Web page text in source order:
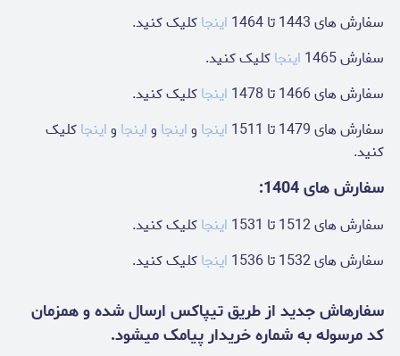
سفارش های 1443 تا 1464
اینجاکلیک کنید.
سفارش 1465
اینجاکلیک کنید.
سفارش های 1466 تا 1478
اینجاکلیک کنید.
سفارش های 1479 تا 1511
اینجا واینجا واینجا واینجاکلیک
کنید.
سفارش های 1404:
سفارش های 1512 تا 1531 اینجاکلیک کنید.
سفارش های 1532 تا 1536
اینجاکلیک کنید.
سفارهاش جدید از طریق تیپاکس ارسال شده و همزمان
کد مرسوله به شماره خریدار پیامک میشود.